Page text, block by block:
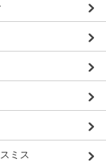
ミス